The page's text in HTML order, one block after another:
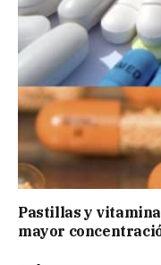
Pastillas y
mayor